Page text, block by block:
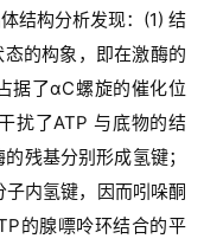
结构分析发现： (1) 结
的构象，即在激酶的
据了αC螺旋的催化位
扰了ATP 与底物的结
残基分别形成氢键；
内氢键，因而吲哚酮
的腺嘌呤环结合的平